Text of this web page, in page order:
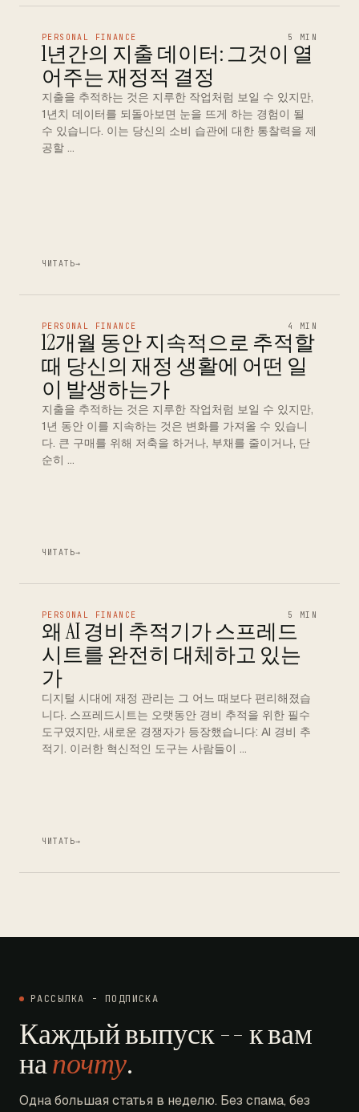
PERSONAL FINANCE 5 MIN
1년간의 지출 데이터: 그것이 열
어주는 재정적 결정
지출을 추적하는 것은 지루한 작업처럼 보일 수 있지만,
1년치 데이터를 되돌아보면 눈을 뜨게 하는 경험이 될
수 있습니다. 이는 당신의 소비 습관에 대한 통찰력을 제
공할 …
ЧИТАТЬ→
PERSONAL FINANCE 4 MIN
12개월 동안 지속적으로 추적할
때 당신의 재정 생활에 어떤 일
이 발생하는가
지출을 추적하는 것은 지루한 작업처럼 보일 수 있지만,
1년 동안 이를 지속하는 것은 변화를 가져올 수 있습니
다. 큰 구매를 위해 저축을 하거나, 부채를 줄이거나, 단
순히 …
ЧИТАТЬ→
PERSONAL FINANCE 5 MIN
왜 AI 경비 추적기가 스프레드
시트를 완전히 대체하고 있는
가
디지털 시대에 재정 관리는 그 어느 때보다 편리해졌습
니다. 스프레드시트는 오랫동안 경비 추적을 위한 필수
도구였지만, 새로운 경쟁자가 등장했습니다: AI 경비 추
적기. 이러한 혁신적인 도구는 사람들이 …
ЧИТАТЬ→
РАССЫЛКА - ПОДПИСКА
Каждый выпуск -- к вам
напочту.
Одна большая статья в неделю. Без спама, без